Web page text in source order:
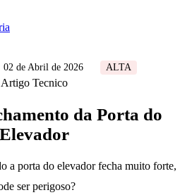
02 de Abril de 2026 ALTA
Artigo Tecnico
da Porta do
Elevador
a porta do elevador fecha muito forte,
ser perigoso?